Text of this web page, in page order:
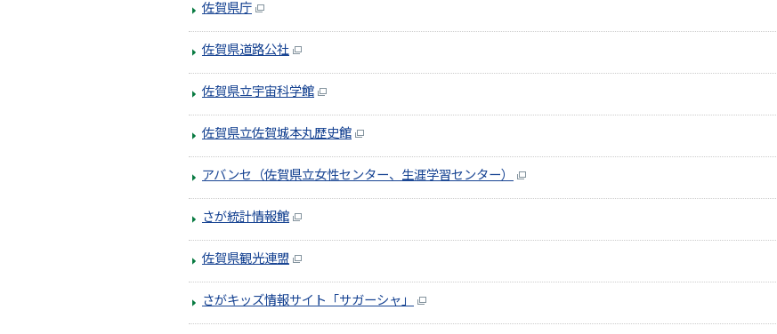
佐賀県庁
佐賀県道路公社
佐賀県立宇宙科学館
佐賀県立佐賀城本丸歴史館
アバンセ（佐賀県立女性センター、生涯学習センター）
さが統計情報館
佐賀県観光連盟
さがキッズ情報サイト「サガーシャ」